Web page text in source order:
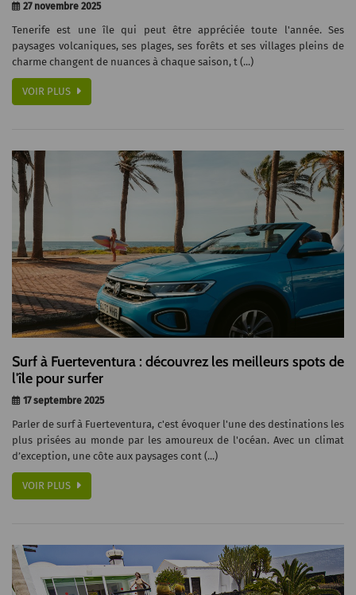
27 novembre 2025
Tenerife est une île qui peut être appréciée toute l'année. Ses
paysages volcaniques, ses plages, ses forêts et ses villages pleins de
charme changent de nuances à chaque saison, t (...)
VOIR PLUS
Surf à Fuerteventura : découvrez les meilleurs spots de
l'île pour surfer
17 septembre 2025
Parler de surf à Fuerteventura, c'est évoquer l'une des destinations les
plus prisées au monde par les amoureux de l'océan. Avec un climat
d’exception, une côte aux paysages cont (...)
VOIR PLUS